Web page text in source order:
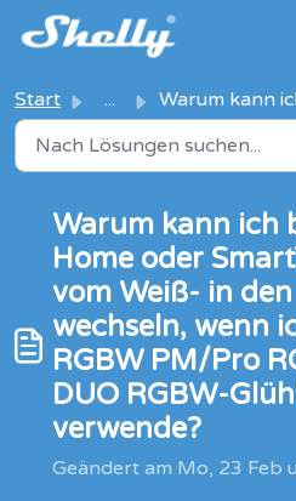
Zum hauptsächlichen Inhalt
Start ... Warum kann ich bei Alexa, Google Home oder
Warum kann ich
Home oder
vom Weiß- in
wechseln, wenn
RGBW PM/Pro
DUO RGBW-
verwende?
Geändert am Mo, 23 Feb